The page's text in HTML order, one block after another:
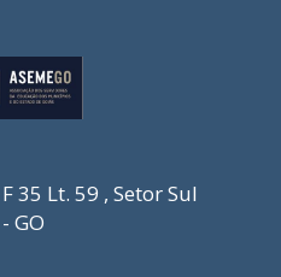
35 Lt. 59 , Setor Sul
GO